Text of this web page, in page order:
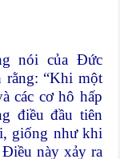
nói của Đức
rằng: “Khi một
các cơ hô hấp
điều đầu tiên
giống như khi
này xảy ra